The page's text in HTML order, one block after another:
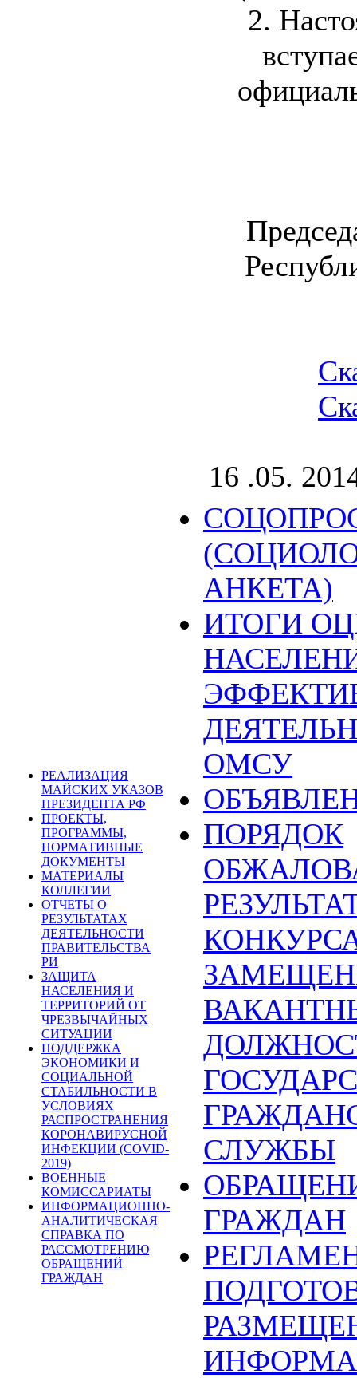
2.
16 .05.
РЕАЛИЗАЦИЯ
МАЙСКИХ УКАЗОВ
ПРЕЗИДЕНТА РФ
ПРОЕКТЫ,
ПРОГРАММЫ,
НОРМАТИВНЫЕ
ДОКУМЕНТЫ
МАТЕРИАЛЫ
КОЛЛЕГИИ
ОТЧЕТЫ О
РЕЗУЛЬТАТАХ
ДЕЯТЕЛЬНОСТИ
ПРАВИТЕЛЬСТВА
РИ
ЗАЩИТА
НАСЕЛЕНИЯ И
ТЕРРИТОРИЙ ОТ
ЧРЕЗВЫЧАЙНЫХ
СИТУАЦИИ
ПОДДЕРЖКА
ЭКОНОМИКИ И
СОЦИАЛЬНОЙ
СТАБИЛЬНОСТИ В
УСЛОВИЯХ
РАСПРОСТРАНЕНИЯ
КОРОНАВИРУСНОЙ
ИНФЕКЦИИ (COVID-
2019)
ВОЕННЫЕ
КОМИССАРИАТЫ
ИНФОРМАЦИОННО-
АНАЛИТИЧЕСКАЯ
СПРАВКА ПО
РАССМОТРЕНИЮ
ОБРАЩЕНИЙ
ГРАЖДАН
АНКЕТА)
ИТОГИ
ОМСУ
ПОРЯДОК
СЛУЖБЫ
ГРАЖДАН